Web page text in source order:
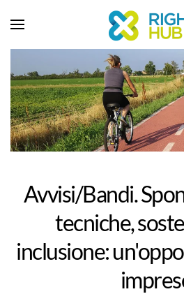
Avvisi/Bandi.
tecniche,
inclusione: